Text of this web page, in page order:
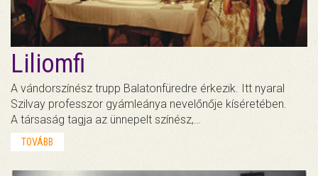
Liliomfi
A vándorszínész trupp Balatonfüredre érkezik. Itt nyaral
Szilvay professzor gyámleánya nevelőnője kíséretében.
A társaság tagja az ünnepelt színész,…
TOVÁBB